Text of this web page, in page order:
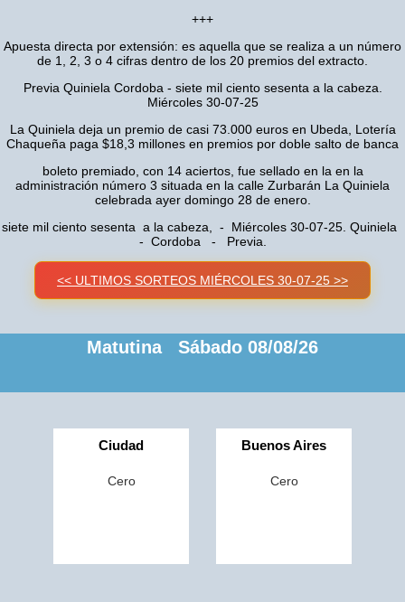
+++
Apuesta directa por extensión: es aquella que se realiza a un número
de 1, 2, 3 o 4 cifras dentro de los 20 premios del extracto.
Previa Quiniela Cordoba - siete mil ciento sesenta a la cabeza.
Miércoles 30-07-25
La Quiniela deja un premio de casi 73.000 euros en Ubeda, Lotería
Chaqueña paga $18,3 millones en premios por doble salto de banca
boleto premiado, con 14 aciertos, fue sellado en la en la
administración número 3 situada en la calle Zurbarán La Quiniela
celebrada ayer domingo 28 de enero.
siete mil ciento sesenta a la cabeza, - Miércoles 30-07-25. Quiniela
- Cordoba - Previa.
<< ULTIMOS SORTEOS MIÉRCOLES 30-07-25 >>
Matutina Sábado 08/08/26
Ciudad
Cero
Buenos Aires
Cero